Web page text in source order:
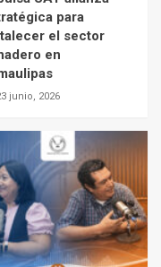
para
el sector
en
junio, 2026